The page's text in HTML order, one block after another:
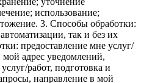
использование;
3. Способы обработки:
так и без их
предоставление мне услуг/
мой адрес уведомлений,
работ, подготовка и
направление в мой